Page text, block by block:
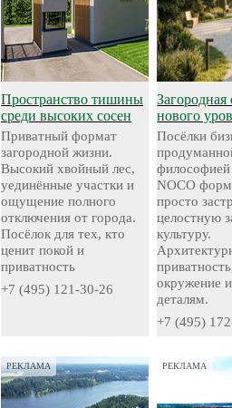
Пространство тишины
среди высоких сосен
Приватный формат
загородной жизни.
Высокий хвойный лес,
уединённые участки и
ощущение полного
отключения от города.
Посёлок для тех, кто
ценит покой и
приватность
+7 (495) 121-30-26
Загородная
нового
Посёлки
NOCO
просто
целостную
культуру.
окружение
деталям.
+7 (495)
РЕКЛАМА РЕКЛАМА